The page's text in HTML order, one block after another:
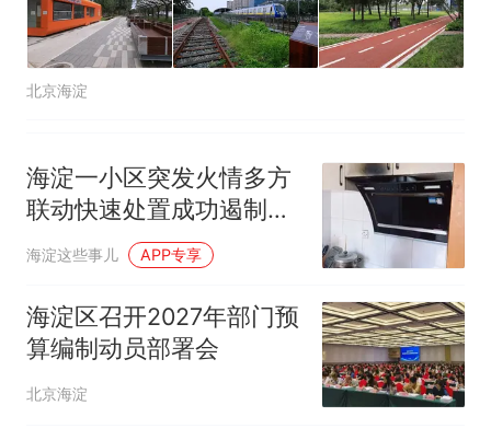
北京海淀
海淀一小区突发火情多方
联动快速处置成功遏制火
灾发生
海淀这些事儿 APP专享
海淀区召开2027年部门预
算编制动员部署会
北京海淀